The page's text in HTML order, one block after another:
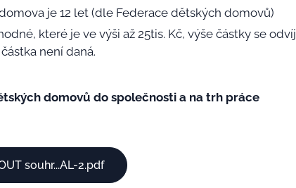
je 12 let (dle Federace dětských domovů)
které je ve výši až 25tis. Kč, výše částky se
není daná.
domovů do společnosti a na trh práce
souhr...AL-2.pdf